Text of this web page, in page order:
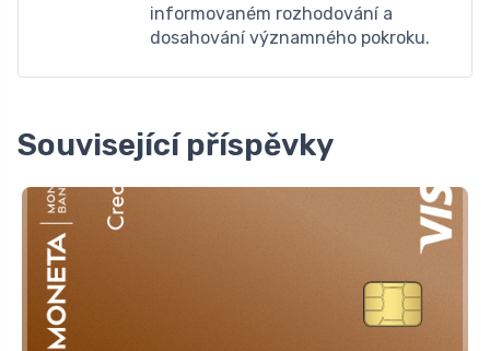
informovaném rozhodování a
dosahování významného pokroku.
Související příspěvky